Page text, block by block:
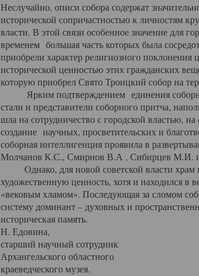
Неслучайно, описи собора содержат
исторической сопричастностью к личностям
власти. В этой связи особенное значение для
временем большая часть которых была
приобрели характер религиозного
исторической ценностью этих гражданских
которую приобрел Свято Троицкий собор на
Ярким подтверждением единения
стали и представители соборного притча,
шла на сотрудничество с городской властью,
создание научных, просветительских и
соборная интеллигенция проявила в
Молчанов К.С., Смирнов В.А , Сибирцев М.И.
Однако, для новой советской власти храм
художественную ценность, хотя и находился в
«вековым хламом». Последующая за сломом
систему доминант – духовных и
историческая память.
Н. Едовина,
старший научный сотрудник
Архангельского областного
краеведческого музея.